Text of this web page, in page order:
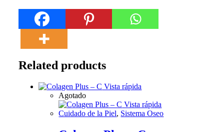
Related products
Vista rápida
Agotado
Vista rápida
Cuidado de la Piel, Sistema Oseo